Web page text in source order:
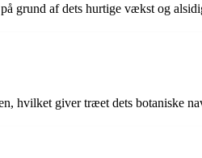
grund af dets hurtige vækst og
hvilket giver træet dets botaniske